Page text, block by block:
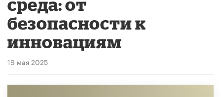
среда: от
безопасности к
инновациям
19 мая 2025